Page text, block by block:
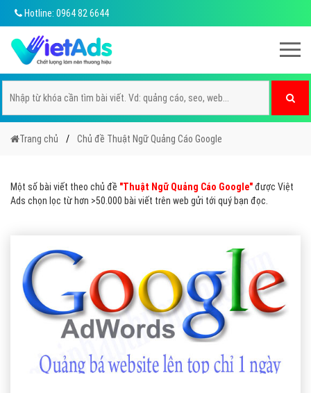
Hotline: 0964 82 6644
Trang chủ Chủ đề Thuật Ngữ Quảng Cáo Google
Một số bài viết theo chủ đề "Thuật Ngữ Quảng Cáo Google"được Việt
Ads chọn lọc từ hơn >50.000 bài viết trên web gửi tới quý bạn đọc.